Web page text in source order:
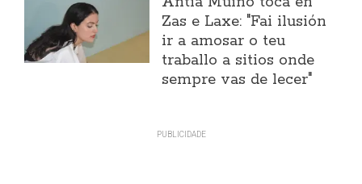
Zas e Laxe: "Fai ilusión
ir a amosar o teu
traballo a sitios onde
sempre vas de lecer"